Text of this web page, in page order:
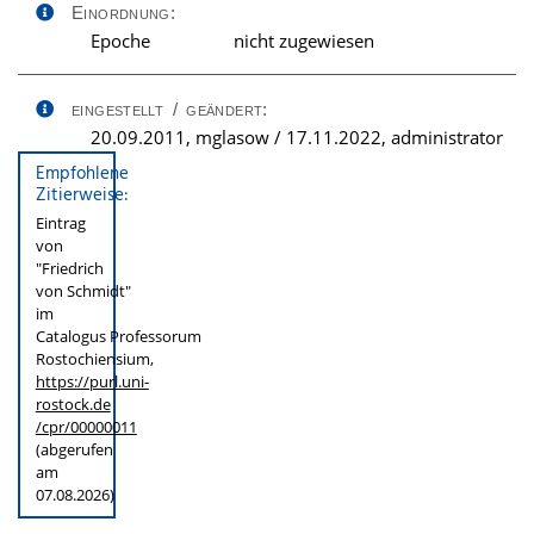
Einordnung:
Epoche nicht zugewiesen
eingestellt / geändert:
20.09.2011, mglasow / 17.11.2022, administrator
Empfohlene
Zitierweise:
Eintrag
von
"Friedrich
von Schmidt"
im
Catalogus Professorum
Rostochiensium,
https://purl.uni-
rostock.de
/cpr/00000011
(abgerufen
am
07.08.2026)